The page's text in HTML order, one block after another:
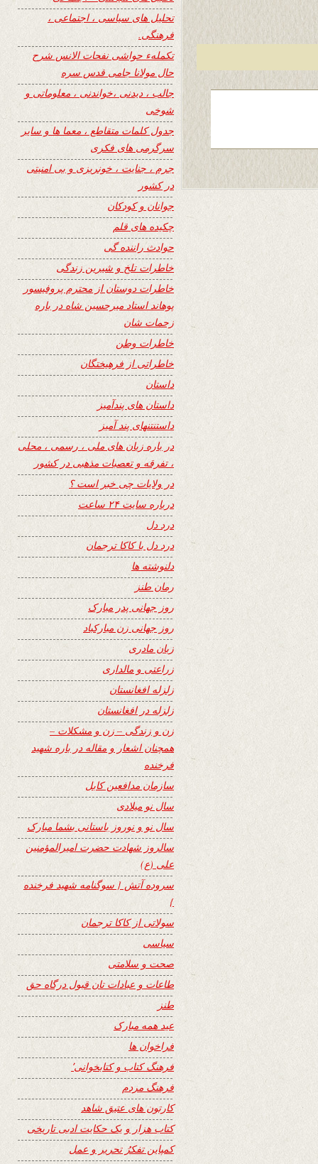
تحلیل های سیاسی ، اجتماعی ،
فرهنگی.
تکملهء حواشی نفحات الانس شرح
حال مولانا جامی قدس سره
جالب ، دیدنی ،خواندنی ، معلوماتی و
شوخی
جدول کلمات متقاطع ، معما ها و سایر
سرگرمی های فکری
جرم ، جنایت ، خونریزی و بی امنیتی
در کشور
جوانان و کودکان
چکیده های قلم
حوادث راننده گی
خاطرات تلخ و شیرین زندگی
خاطرات دوستان از محترم پروفیسور
پوهاند استاد میرحسین شاه در باره
زحمات شان
خاطرات وطن
خاطراتی از فرهیختگان
داستان
داستان های پندآمیز
داستنتنهای پند آمیز
در باره زبان های ملی ، رسمی ، محلی
، تفرقه و تعصبات مذهبی در کشور
در ولایات چی خبر است ؟
درباره سایت ۲۴ ساعت
درد دل
درد دل با کاکا ترجمان
دلنوشته ها
رمان طنز
روز جهانی پدر مبارک
روز جهانی زن مبارکباد
زبان مادری
زراعتی و مالداری
زلزله افغانستان
زلزله در افغانستان
زن و زندگی – زن و مشکلات –
همچنان اشعار و مقاله در باره شهید
فرخنده
سازمان مدافعین کابل
سال نو میلادی
سال نو و نوروز باستانی بشما مبارک
سالروز شهادت حضرت امیرالمؤمنین
علی (ع)
سروده آتش { سوگنامه شهید فرخنده
}
سولاتی از کاکا ترجمان
سیاسی
صحت و سلامتی
طاعات و عبادات تان قبول درگاه حق
طنز
عید همه مبارک
فراخوان ها
فرهنگ کتاب و کتابخوانی٬
فرهنگ مردم
کارتون های عتیق شاهد
کتاب هزار و یک حکایت ادبی تاریخی
کمپاین تفکرُ تحریر و عمل